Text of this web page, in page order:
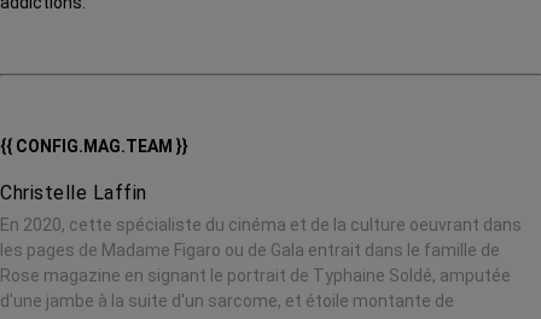
{{ CONFIG.MAG.TEAM }}
Christelle Laffin
En 2020, cette spécialiste du cinéma et de la culture oeuvrant dans
les pages de Madame Figaro ou de Gala entrait dans le famille de
Rose magazine en signant le portrait de Typhaine Soldé, amputée
d'une jambe à la suite d'un sarcome, et étoile montante de